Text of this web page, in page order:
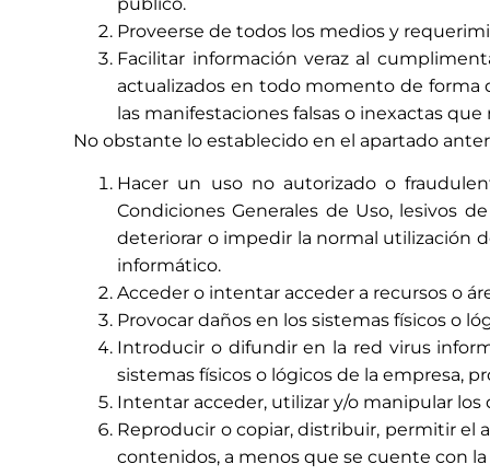
Proveerse de todos los medios y
Facilitar información veraz al
actualizados en todo momento de forma
las manifestaciones falsas o inexactas
No obstante lo establecido en el apartado
Hacer un uso no autorizado o
Condiciones Generales de Uso, lesivos
deteriorar o impedir la normal utilización
informático.
Acceder o intentar acceder a recursos o
Provocar daños en los sistemas físicos o
Introducir o difundir en la red virus
sistemas físicos o lógicos de la empresa,
Intentar acceder, utilizar y/o manipular los
Reproducir o copiar, distribuir, permitir el
contenidos, a menos que se cuente con